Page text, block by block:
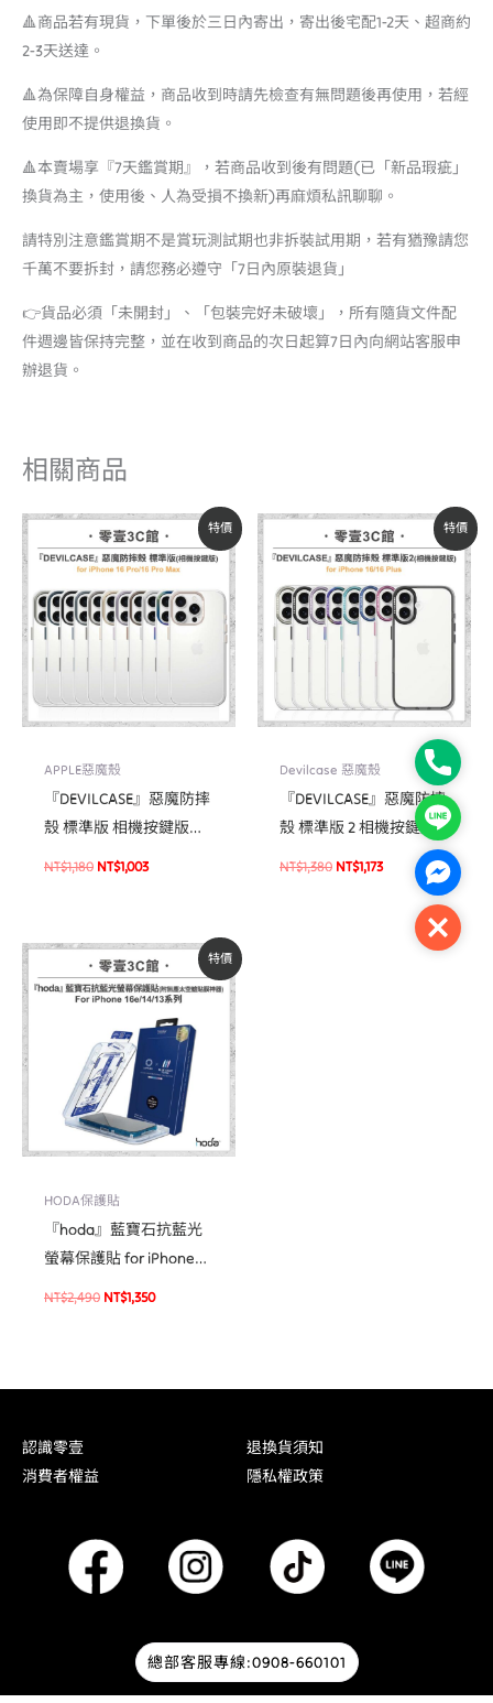
🔺商品若有現貨，下單後於三日內寄出，寄出後宅配1-2天、超商約
2-3天送達。
🔺為保障自身權益，商品收到時請先檢查有無問題後再使用，若經
使用即不提供退換貨。
🔺本賣場享『7天鑑賞期』，若商品收到後有問題(已「新品瑕疵」
換貨為主，使用後、人為受損不換新)再麻煩私訊聊聊。
請特別注意鑑賞期不是賞玩測試期也非拆裝試用期，若有猶豫請您
千萬不要拆封，請您務必遵守「7日內原裝退貨」
👉貨品必須「未開封」、「包裝完好未破壞」，所有隨貨文件配
件週邊皆保持完整，並在收到商品的次日起算7日內向網站客服申
辦退貨。
相關商品
特價
APPLE惡魔殼
『DEVILCASE』惡魔防摔
殼 標準版 相機按鍵版
For iPhone 16 Pro/16 Pro
NT$1,180
原
始
價
格：
NT$1,180。
NT$1,003
目
前
價
格：
NT$1,003。
特價
Devilcase 惡魔殼
『DEVILCASE』惡魔防摔
殼 標準版 2 相機按鍵版
For iPhone 16/16 Plus 手
NT$1,380
原
始
價
格：
NT$1,380。
NT$1,173
目
前
價
格：
NT$1,173。
特價
HODA保護貼
『hoda』藍寶石抗藍光
螢幕保護貼 for iPhone
16e / 14 / 13 系列 手機玻
NT$2,490
原
始
價
格：
NT$2,490。
NT$1,350
目
前
價
格：
NT$1,350。
認識零壹
退換貨須知
消費者權益
隱私權政策
總部客服專線:0908-660101
Phone
Line
Close